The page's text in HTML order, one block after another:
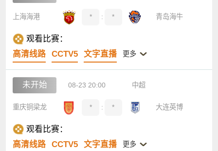
上海海港 * : * 青岛海牛
观看比赛：
高清线路
CCTV5 文字直播 更多
未开始 08-23 20:00 中超
重庆铜梁龙 * : * 大连英博
观看比赛：
高清线路
CCTV5 文字直播 更多